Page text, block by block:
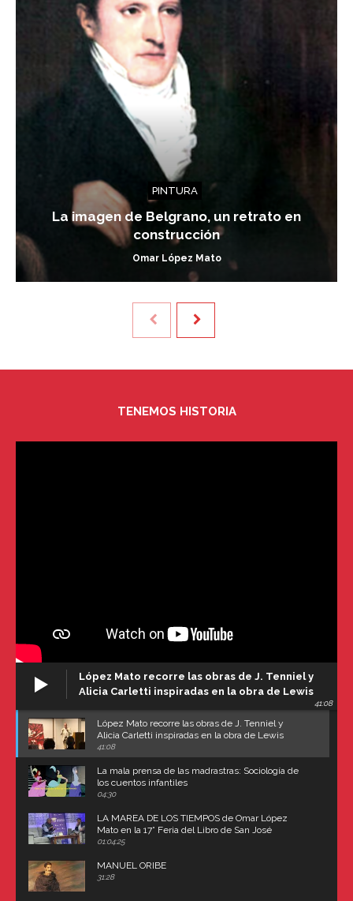
PINTURA
La imagen de Belgrano, un retrato en
construcción
Omar López Mato
TENEMOS HISTORIA
López Mato recorre las obras de J. Tenniel y
Alicia Carletti inspiradas en la obra de Lewis
41:08
López Mato recorre las obras de J. Tenniel y
Alicia Carletti inspiradas en la obra de Lewis
Carroll
41:08
La mala prensa de las madrastras: Sociología de
los cuentos infantiles
04:30
LA MAREA DE LOS TIEMPOS de Omar López
Mato en la 17° Feria del Libro de San José
(Uruguay)
01:04:25
MANUEL ORIBE
31:28